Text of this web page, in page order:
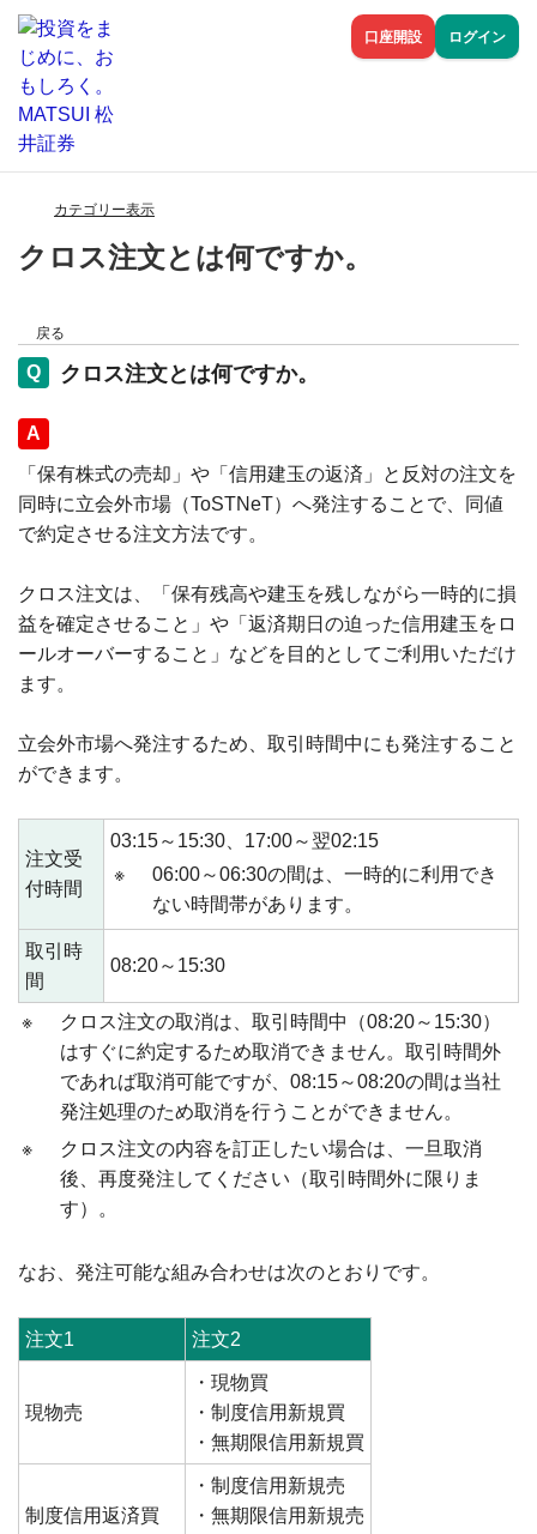
口座開設 ログイン
カテゴリー表示
クロス注文とは何ですか。
戻る
クロス注文とは何ですか。
回答
「保有株式の売却」や「信用建玉の返済」と反対の注文を
同時に立会外市場（ToSTNeT）へ発注することで、同値
で約定させる注文方法です。
クロス注文は、「保有残高や建玉を残しながら一時的に損
益を確定させること」や「返済期日の迫った信用建玉をロ
ールオーバーすること」などを目的としてご利用いただけ
ます。
立会外市場へ発注するため、取引時間中にも発注すること
ができます。
注文受
付時間
03:15～15:30、17:00～翌02:15
※
06:00～06:30の間は、一時的に利用でき
ない時間帯があります。
取引時
間
08:20～15:30
※
クロス注文の取消は、取引時間中（08:20～15:30）
はすぐに約定するため取消できません。取引時間外
であれば取消可能ですが、08:15～08:20の間は当社
発注処理のため取消を行うことができません。
※
クロス注文の内容を訂正したい場合は、一旦取消
後、再度発注してください（取引時間外に限りま
す）。
なお、発注可能な組み合わせは次のとおりです。
注文1 注文2
現物売
・現物買
・制度信用新規買
・無期限信用新規買
制度信用返済買
・制度信用新規売
・無期限信用新規売